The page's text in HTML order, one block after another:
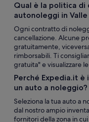
Qual è la politica di
autonoleggi in
Ogni contratto di
cancellazione. Alcune
gratuitamente,
rimborsabili. Ti
gratuita" e visualizzare
Perché Expedia.it
un auto a noleggio?
Seleziona la tua auto a
dal nostro ampio
fornitori della zona in